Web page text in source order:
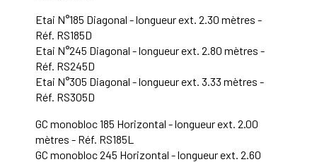
Etai N°185 Diagonal - longueur ext. 2.30 mètres -
Réf. RS185D
Etai N°245 Diagonal - longueur ext. 2.80 mètres -
Réf. RS245D
Etai N°305 Diagonal - longueur ext. 3.33 mètres -
Réf. RS305D
GC monobloc 185 Horizontal - longueur ext. 2.00
mètres - Réf. RS185L
GC monobloc 245 Horizontal - longueur ext. 2.60